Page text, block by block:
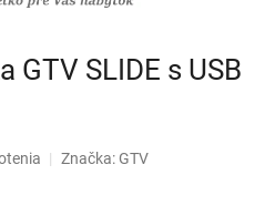
GTV SLIDE s USB
Značka: GTV